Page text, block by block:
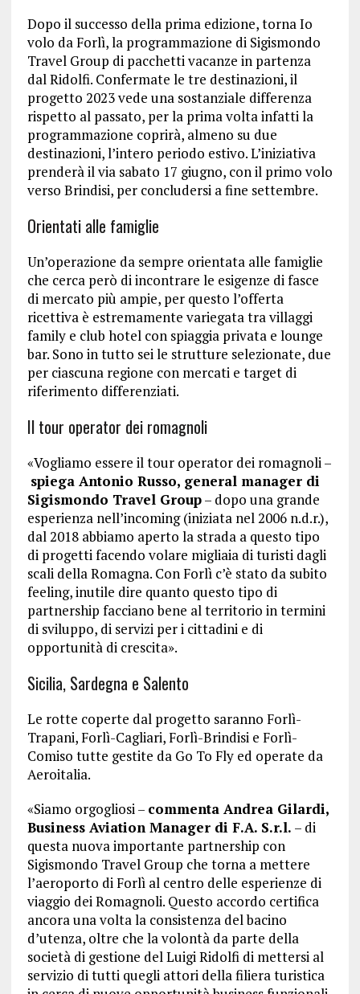
Dopo il successo della prima edizione, torna Io
volo da Forlì, la programmazione di Sigismondo
Travel Group di pacchetti vacanze in partenza
dal Ridolfi. Confermate le tre destinazioni, il
progetto 2023 vede una sostanziale differenza
rispetto al passato, per la prima volta infatti la
programmazione coprirà, almeno su due
destinazioni, l’intero periodo estivo. L’iniziativa
prenderà il via sabato 17 giugno, con il primo volo
verso Brindisi, per concludersi a fine settembre.
Orientati alle famiglie
Un’operazione da sempre orientata alle famiglie
che cerca però di incontrare le esigenze di fasce
di mercato più ampie, per questo l’offerta
ricettiva è estremamente variegata tra villaggi
family e club hotel con spiaggia privata e lounge
bar. Sono in tutto sei le strutture selezionate, due
per ciascuna regione con mercati e target di
riferimento differenziati.
Il tour operator dei romagnoli
«Vogliamo essere il tour operator dei romagnoli –
spiega Antonio Russo, general manager di
Sigismondo Travel Group– dopo una grande
esperienza nell’incoming (iniziata nel 2006 n.d.r.),
dal 2018 abbiamo aperto la strada a questo tipo
di progetti facendo volare migliaia di turisti dagli
scali della Romagna. Con Forlì c’è stato da subito
feeling, inutile dire quanto questo tipo di
partnership facciano bene al territorio in termini
di sviluppo, di servizi per i cittadini e di
opportunità di crescita».
Sicilia, Sardegna e Salento
Le rotte coperte dal progetto saranno Forlì-
Trapani, Forlì-Cagliari, Forlì-Brindisi e Forlì-
Comiso tutte gestite da Go To Fly ed operate da
Aeroitalia.
«Siamo orgogliosi – commenta Andrea Gilardi,
Business Aviation Manager di F.A. S.r.l. – di
questa nuova importante partnership con
Sigismondo Travel Group che torna a mettere
l’aeroporto di Forlì al centro delle esperienze di
viaggio dei Romagnoli. Questo accordo certifica
ancora una volta la consistenza del bacino
d’utenza, oltre che la volontà da parte della
società di gestione del Luigi Ridolfi di mettersi al
servizio di tutti quegli attori della filiera turistica